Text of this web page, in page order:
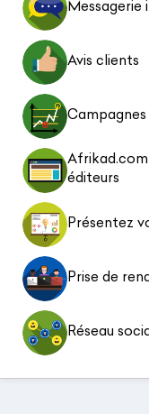
Messagerie
Avis clients
éditeurs
Présentez
Prise de
Réseau